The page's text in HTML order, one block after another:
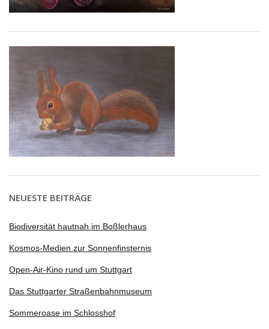
NEUESTE BEITRÄGE
Biodiversität hautnah im Boßlerhaus
Kosmos-Medien zur Sonnenfinsternis
Open-Air-Kino rund um Stuttgart
Das Stuttgarter Straßenbahnmuseum
Sommeroase im Schlosshof